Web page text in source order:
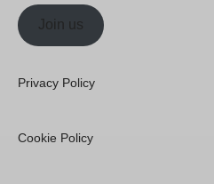
Join us
Privacy Policy
Cookie Policy